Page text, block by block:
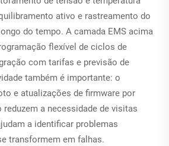
ativo e rastreamento do
do tempo. A camada EMS acima
flexível de ciclos de
com tarifas e previsão de
também é importante: o
e atualizações de firmware por
reduzem a necessidade de visitas
a identificar problemas
transformem em falhas.